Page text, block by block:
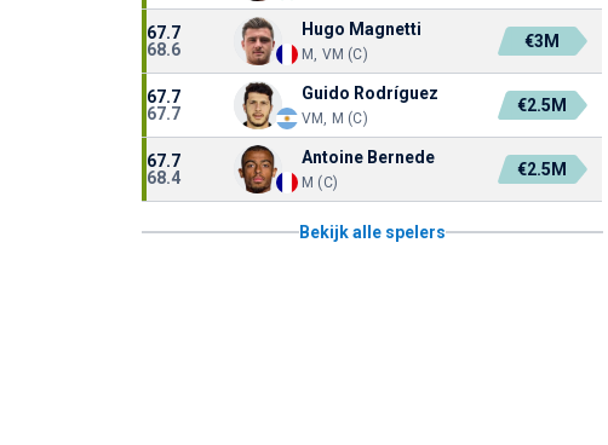
67.7
68.6
Hugo Magnetti
M, VM (C)
€3M
67.7
67.7
Guido Rodríguez
VM, M (C)
€2.5M
67.7
68.4
Antoine Bernede
M (C)
€2.5M
Bekijk alle spelers